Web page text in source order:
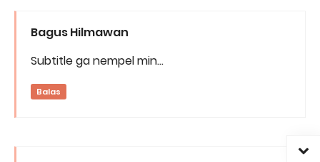
Bagus Hilmawan
Subtitle ga nempel min...
Balas